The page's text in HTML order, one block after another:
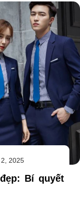
2025
Bí quyết